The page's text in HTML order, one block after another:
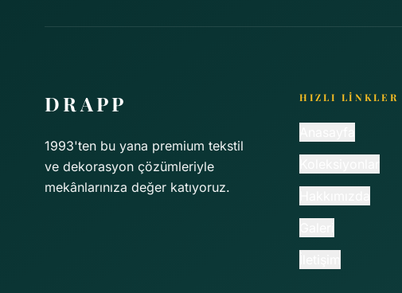
DRAPP
1993'ten bu yana premium tekstil
ve dekorasyon çözümleriyle
mekânlarınıza değer katıyoruz.
HIZLI LİNKLER